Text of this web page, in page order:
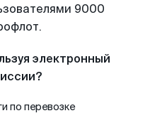
9000
электронный
по перевозке